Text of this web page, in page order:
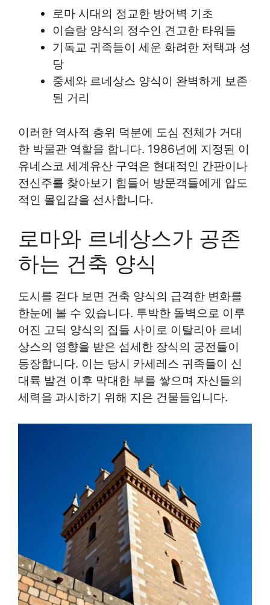
로마 시대의 정교한 방어벽 기초
이슬람 양식의 정수인 견고한 타워들
기독교 귀족들이 세운 화려한 저택과 성
당
중세와 르네상스 양식이 완벽하게 보존
된 거리
이러한 역사적 층위 덕분에 도심 전체가 거대
한 박물관 역할을 합니다. 1986년에 지정된 이
유네스코 세계유산 구역은 현대적인 간판이나
전신주를 찾아보기 힘들어 방문객들에게 압도
적인 몰입감을 선사합니다.
로마와 르네상스가 공존
하는 건축 양식
도시를 걷다 보면 건축 양식의 급격한 변화를
한눈에 볼 수 있습니다. 투박한 돌벽으로 이루
어진 고딕 양식의 집들 사이로 이탈리아 르네
상스의 영향을 받은 섬세한 장식의 궁전들이
등장합니다. 이는 당시 카세레스 귀족들이 신
대륙 발견 이후 막대한 부를 쌓으며 자신들의
세력을 과시하기 위해 지은 건물들입니다.